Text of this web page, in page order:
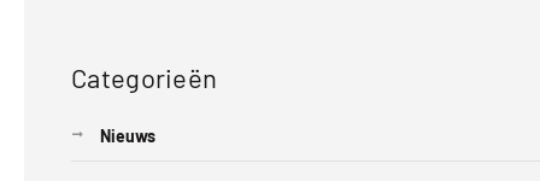
Categorieën
Nieuws